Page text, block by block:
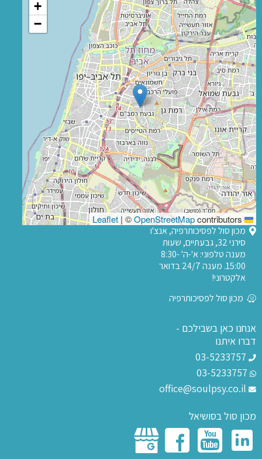
+
−
| ©OpenStreetMapcontributors
מכון סול לפסיכותרפיה, אנצ'ו
סירני 32, גבעתיים, שעות
מענה טלפוני: א'-ה' 8:30-
15:00. מענה 24/7 בדואר
אלקטרוני!
מכון סול לפסיכותרפיה
אנחנו כאן בשבילכם -
דברו איתנו
מכון סול בסושיאל